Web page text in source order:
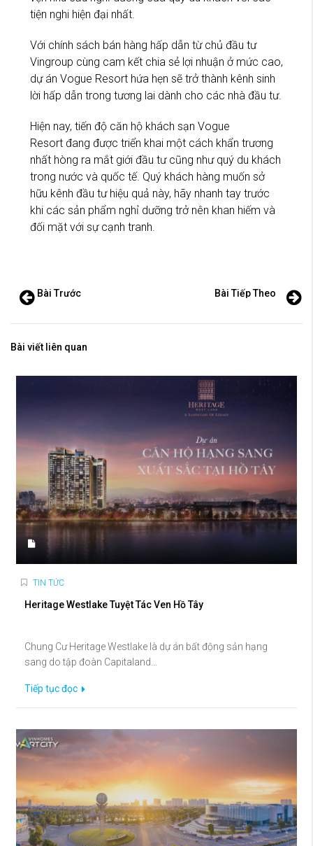
tiện nghi hiện đại nhất.
Với chính sách bán hàng hấp dẫn từ chủ đầu tư
Vingroup cùng cam kết chia sẻ lợi nhuận ở mức cao,
dự án Vogue Resort hứa hẹn sẽ trở thành kênh sinh
lời hấp dẫn trong tương lai dành cho các nhà đầu tư.
Hiện nay, tiến độ căn hộ khách sạn Vogue
Resort đang được triển khai một cách khẩn trương
nhất hòng ra mắt giới đầu tư cũng như quý du khách
trong nước và quốc tế. Quý khách hàng muốn sở
hữu kênh đầu tư hiệu quả này, hãy nhanh tay trước
khi các sản phẩm nghỉ dưỡng trở nên khan hiếm và
đối mặt với sự cạnh tranh.
Bài Trước Bài Tiếp Theo
Bài viết liên quan
TIN TỨC
Heritage Westlake Tuyệt Tác Ven Hồ Tây
Chung Cư Heritage Westlake là dự án bất động sản hạng
sang do tập đoàn Capitaland...
Tiếp tục đọc